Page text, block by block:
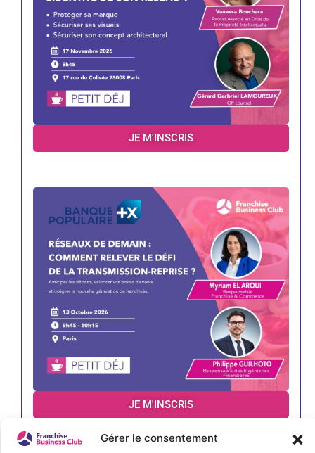
Gérer le consentement
JE M'INSCRIS
JE M'INSCRIS
< Précédent Évènements suivants >